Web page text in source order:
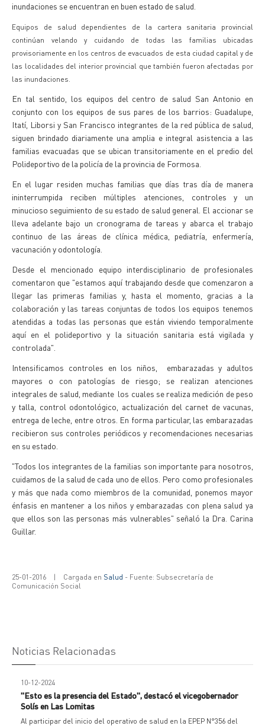
inundaciones se encuentran en buen estado de salud.
Equipos de salud dependientes de la cartera sanitaria provincial
continúan velando y cuidando de todas las familias ubicadas
provisoriamente en los centros de evacuados de esta ciudad capital y de
las localidades del interior provincial que también fueron afectadas por
las inundaciones.
En tal sentido, los equipos del centro de salud San Antonio en
conjunto con los equipos de sus pares de los barrios: Guadalupe,
Itatí, Liborsi y San Francisco integrantes de la red pública de salud,
siguen brindado diariamente una amplia e integral asistencia a las
familias evacuadas que se ubican transitoriamente en el predio del
Polideportivo de la policía de la provincia de Formosa.
En el lugar residen muchas familias que días tras día de manera
ininterrumpida reciben múltiples atenciones, controles y un
minucioso seguimiento de su estado de salud general. El accionar se
lleva adelante bajo un cronograma de tareas y abarca el trabajo
continuo de las áreas de clínica médica, pediatría, enfermería,
vacunación y odontología.
Desde el mencionado equipo interdisciplinario de profesionales
comentaron que "estamos aquí trabajando desde que comenzaron a
llegar las primeras familias y, hasta el momento, gracias a la
colaboración y las tareas conjuntas de todos los equipos tenemos
atendidas a todas las personas que están viviendo temporalmente
aquí en el polideportivo y la situación sanitaria está vigilada y
controlada".
Intensificamos controles en los niños, embarazadas y adultos
mayores o con patologías de riesgo; se realizan atenciones
integrales de salud, mediante los cuales se realiza medición de peso
y talla, control odontológico, actualización del carnet de vacunas,
entrega de leche, entre otros. En forma particular, las embarazadas
recibieron sus controles periódicos y recomendaciones necesarias
en su estado.
"Todos los integrantes de la familias son importante para nosotros,
cuidamos de la salud de cada uno de ellos. Pero como profesionales
y más que nada como miembros de la comunidad, ponemos mayor
énfasis en mantener a los niños y embarazadas con plena salud ya
que ellos son las personas más vulnerables" señaló la Dra. Carina
Guillar.
25-01-2016 | Cargada en Salud - Fuente: Subsecretaría de
Comunicación Social
Noticias Relacionadas
10-12-2024
"Esto es la presencia del Estado", destacó el vicegobernador
Solís en Las Lomitas
Al participar del inicio del operativo de salud en la EPEP N°356 del